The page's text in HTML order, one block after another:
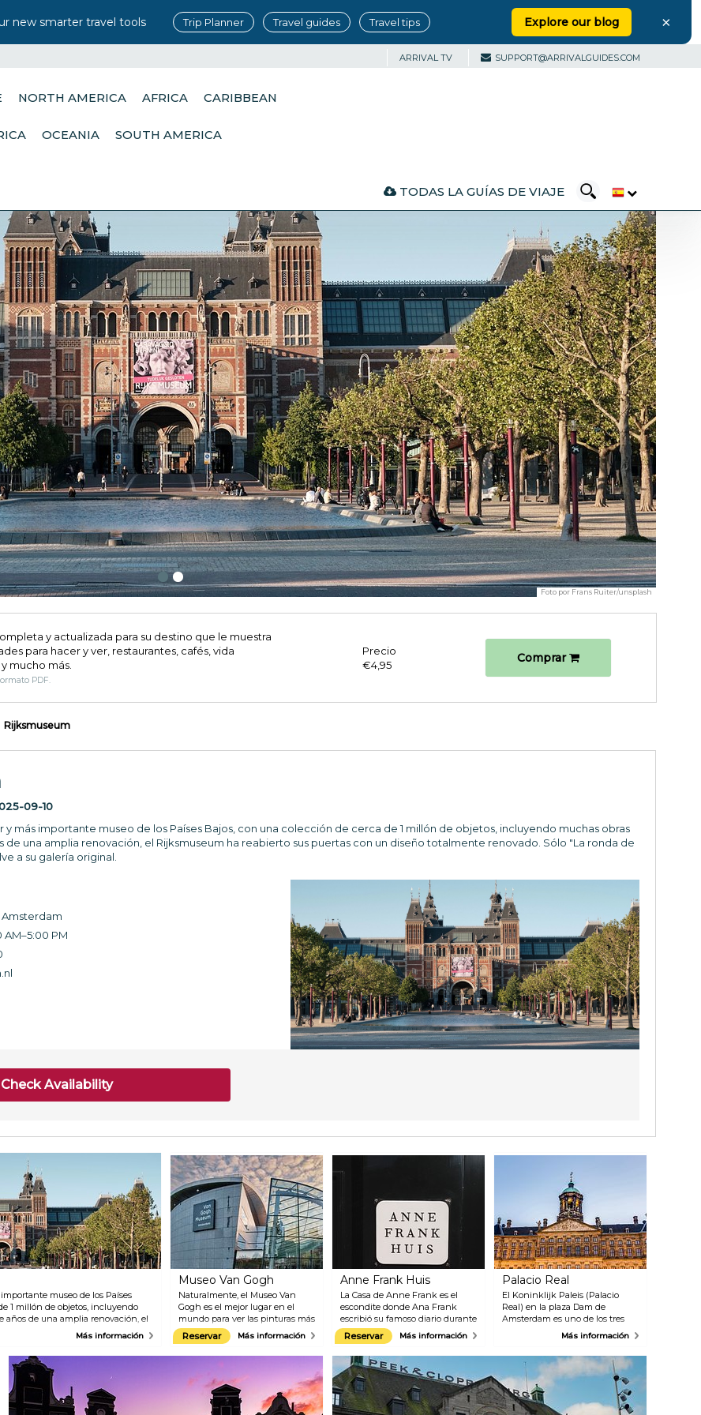
new smarter travel tools Trip Planner Travel guides Travel tips Explore our blog ×
ARRIVAL TV SUPPORT@ARRIVALGUIDES.COM
NORTH AMERICA AFRICA CARIBBEAN
OCEANIA SOUTH AMERICA
TODAS LA GUÍAS DE VIAJE
Foto por Frans Ruiter/unsplash
y actualizada para su destino que le muestra
para hacer y ver, restaurantes, cafés, vida
mucho más.
PDF.
Precio
€4,95
Comprar
Rijksmuseum
09-10
y más importante museo de los Países Bajos, con una colección de cerca de 1 millón de objetos, incluyendo muchas obras
de una amplia renovación, el Rijksmuseum ha reabierto sus puertas con un diseño totalmente renovado. Sólo "La ronda de
a su galería original.
Amsterdam
AM–5:00 PM
Check Availability
museo de los Países
1 millón de objetos, incluyendo
años de una amplia renovación, el
con un diseño totalmente
Rembrandt vuelve a su galería
Más información
Museo Van Gogh
Naturalmente, el Museo Van
Gogh es el mejor lugar en el
mundo para ver las pinturas más
famosas de Van Gogh. Más de
200 pinturas, obras sobre papel,
cuadernos y cartas de Van Gogh
perspectivas sobre los
fascinantes procesos creativos
detrás de sus pinturas y dibujos.
Reservar Más información
Anne Frank Huis
La Casa de Anne Frank es el
escondite donde Ana Frank
escribió su famoso diario durante
la Segunda Guerra Mundial.
Ahora un museo, recrea los años
de guerra y el holocausto. Las
citas de la agenda, fotografías,
películas y objetos originales
pertenecientes aquellos que
tuvieron que ser escondidos y
Reservar Más información
Palacio Real
El Koninklijk Paleis (Palacio
Real) en la plaza Dam de
Amsterdam es uno de los tres
palacios todavía en uso por la
familia real holandesa. Se utiliza
para visitas de Estado, entregas
de premios y otras recepciones
oficiales. Cuando el palacio no
está siendo utilizado por la
familia real, está abierto al
Más información